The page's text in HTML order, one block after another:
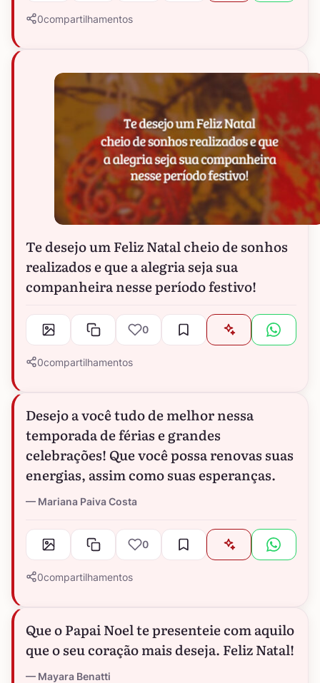
0compartilhamentos
Te desejo um Feliz Natal cheio de sonhos
realizados e que a alegria seja sua
companheira nesse período festivo!
0
0compartilhamentos
Desejo a você tudo de melhor nessa
temporada de férias e grandes
celebrações! Que você possa renovas suas
energias, assim como suas esperanças.
Mariana Paiva Costa
0
0compartilhamentos
Que o Papai Noel te presenteie com aquilo
que o seu coração mais deseja. Feliz Natal!
Mayara Benatti